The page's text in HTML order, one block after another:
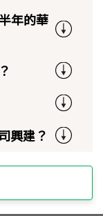
年的華
興建？